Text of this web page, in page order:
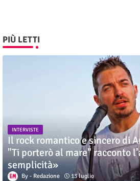
PIÙ LETTI
INTERVISTE
Il rock romantico e sincero di
"Ti porterò al mare" racconto
semplicità»
Redazione 13 luglio